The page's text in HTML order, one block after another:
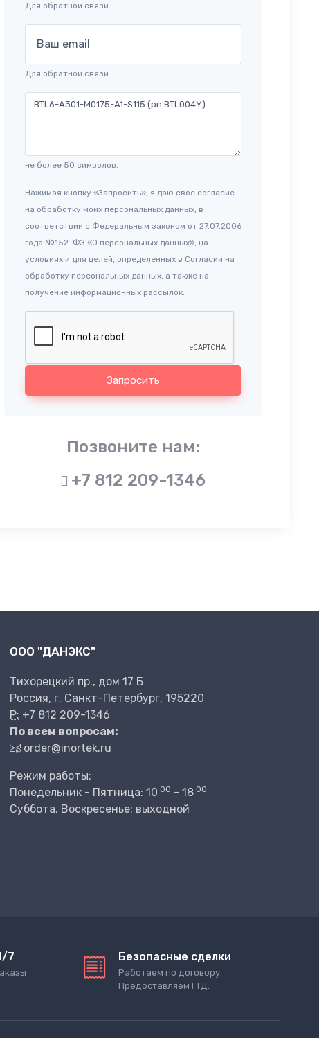
Для обратной связи.
Ваш email
Для обратной связи.
не более 50 символов.
Нажимая кнопку «Запросить», я даю свое согласие
на обработку моих персональных данных, в
соответствии с Федеральным законом от 27.07.2006
года №152-ФЗ «О персональных данных», на
условиях и для целей, определенных в Согласии на
обработку персональных данных, а также на
получение информационных рассылок.
Запросить
Позвоните нам:
+7 812 209-1346
ООО "ДАНЭКС"
Тихорецкий пр., дом 17 Б
Россия, г. Санкт-Петербург, 195220
P: +7 812 209-1346
По всем вопросам:
order@inortek.ru
Режим работы:
Понедельник - Пятница: 10 00 - 18 00
Суббота, Воскресенье: выходной
7 Безопасные сделки
Работаем по договору.
Предоставляем ГТД.